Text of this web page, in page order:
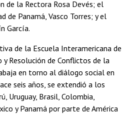
de la Rectora Rosa Devés; el
de Panamá, Vasco Torres; y el
García.
de la Escuela Interamericana de
Resolución de Conflictos de la
en torno al diálogo social en
seis años, se extendió a los
Uruguay, Brasil, Colombia,
y Panamá por parte de América